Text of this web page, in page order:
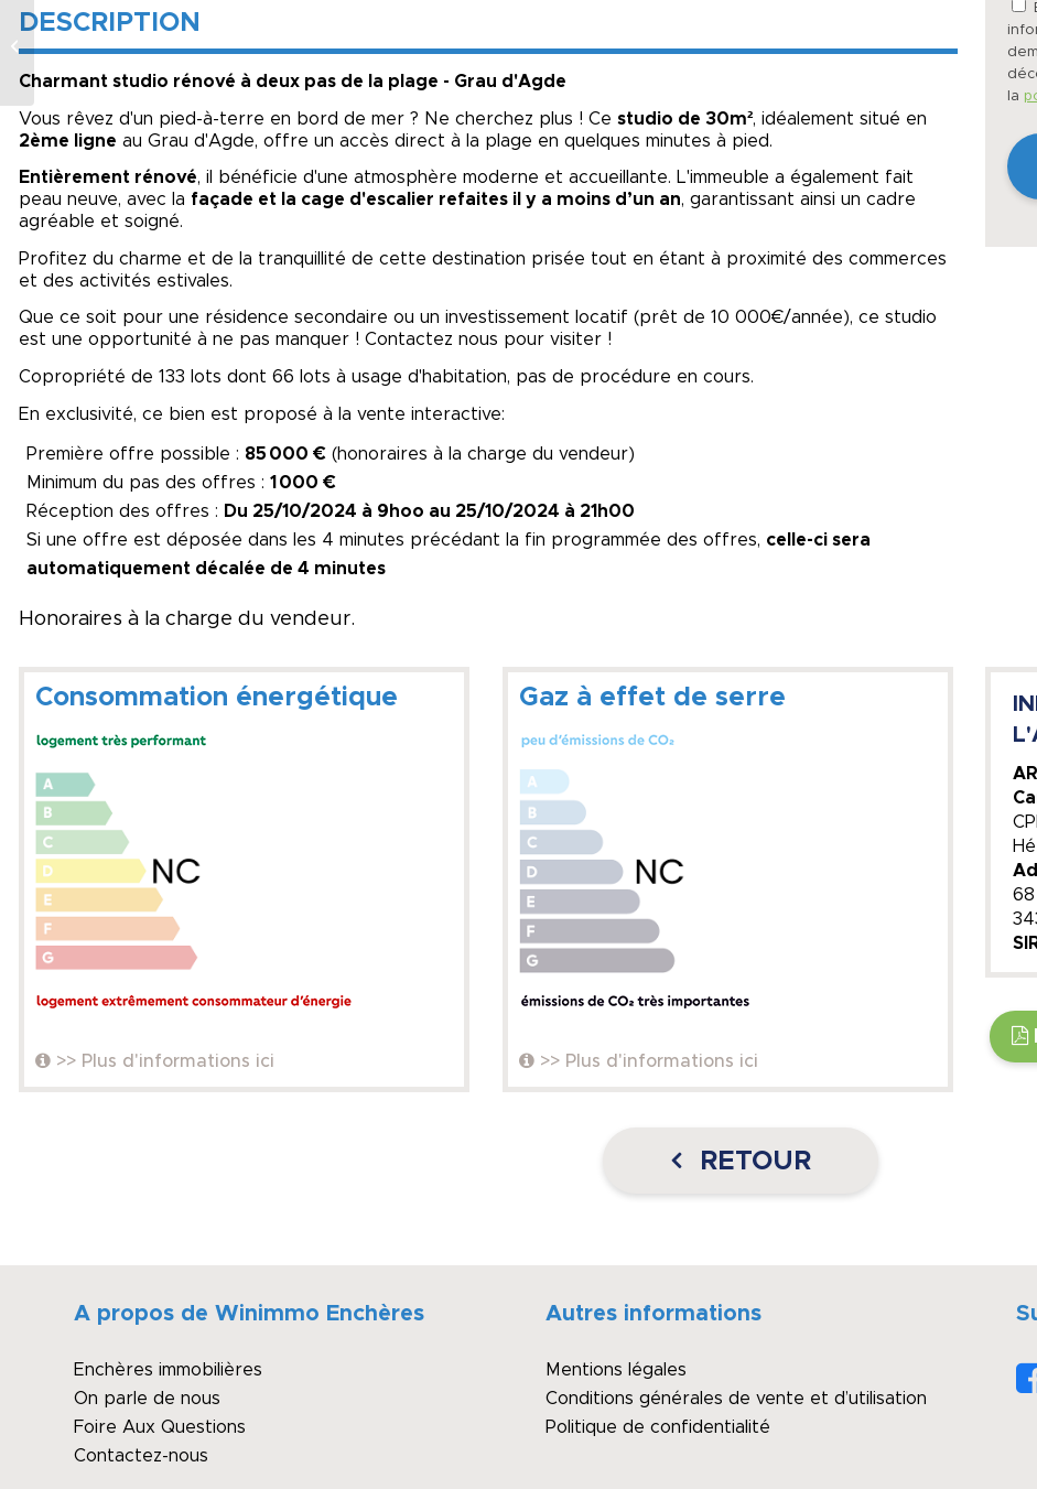
DESCRIPTION
Charmant studio rénové à deux pas de la plage - Grau d'Agde
Vous rêvez d'un pied-à-terre en bord de mer ? Ne cherchez plus ! Ce studio de 30m², idéalement situé en
2ème ligne au Grau d'Agde, offre un accès direct à la plage en quelques minutes à pied.
Entièrement rénové, il bénéficie d'une atmosphère moderne et accueillante. L'immeuble a également fait
peau neuve, avec la façade et la cage d'escalier refaites il y a moins d’un an, garantissant ainsi un cadre
agréable et soigné.
Profitez du charme et de la tranquillité de cette destination prisée tout en étant à proximité des commerces
et des activités estivales.
Que ce soit pour une résidence secondaire ou un investissement locatif (prêt de 10 000€/année), ce studio
est une opportunité à ne pas manquer ! Contactez nous pour visiter !
Copropriété de 133 lots dont 66 lots à usage d'habitation, pas de procédure en cours.
En exclusivité, ce bien est proposé à la vente interactive:
Première offre possible : 85 000 € (honoraires à la charge du vendeur)
Minimum du pas des offres : 1 000 €
Réception des offres : Du 25/10/2024 à 9hoo au 25/10/2024 à 21h00
Si une offre est déposée dans les 4 minutes précédant la fin programmée des offres, celle-ci sera
automatiquement décalée de 4 minutes
Honoraires à la charge du vendeur.
la
Consommation énergétique
>> Plus d'informations ici
Gaz à effet de serre
>> Plus d'informations ici
68
RETOUR
A propos de Winimmo Enchères
Enchères immobilières
On parle de nous
Foire Aux Questions
Contactez-nous
Autres informations
Mentions légales
Conditions générales de vente et d’utilisation
Politique de confidentialité
MAISON 4
CHAMBRES PLAIN
PIED – LA ROCHE SUR
YON